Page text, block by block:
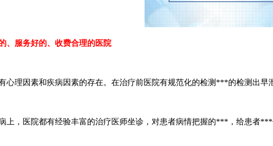
服务好的、收费合理的医院
理因素和疾病因素的存在。在治疗前医院有规范化的检测***的检测出早
，医院都有经验丰富的治疗医师坐诊，对患者病情把握的***，给患者***